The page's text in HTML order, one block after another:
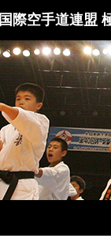
国際空手道連盟